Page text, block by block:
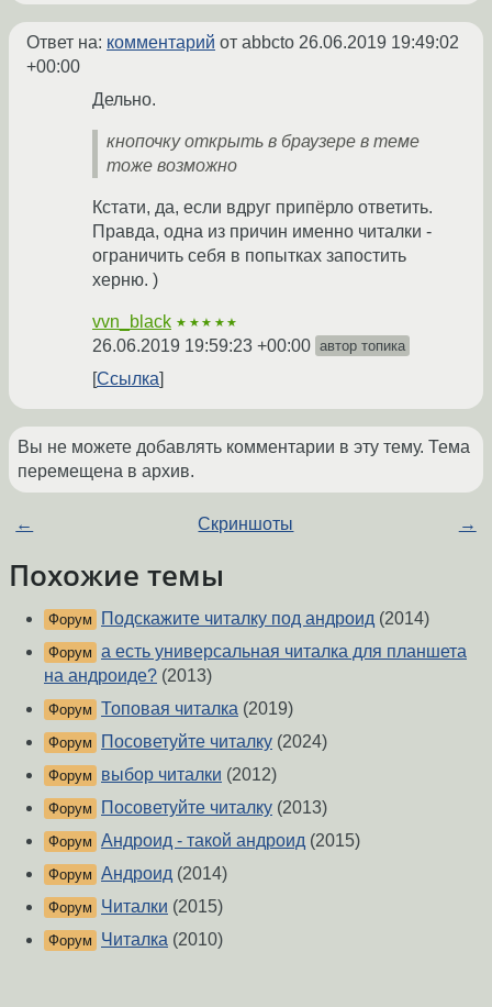
Ответ на: комментарий от abbcto 26.06.2019 19:49:02
+00:00
Дельно.
кнопочку открыть в браузере в теме
тоже возможно
Кстати, да, если вдруг припёрло ответить.
Правда, одна из причин именно читалки -
ограничить себя в попытках запостить
херню. )
vvn_black ★★★★★
26.06.2019 19:59:23 +00:00 автор топика
Ссылка
Вы не можете добавлять комментарии в эту тему. Тема
перемещена в архив.
← Скриншоты →
Похожие темы
Форум Подскажите читалку под андроид (2014)
Форум а есть универсальная читалка для планшета
на андроиде? (2013)
Форум Топовая читалка (2019)
Форум Посоветуйте читалку (2024)
Форум выбор читалки (2012)
Форум Посоветуйте читалку (2013)
Форум Андроид - такой андроид (2015)
Форум Андроид (2014)
Форум Читалки (2015)
Форум Читалка (2010)